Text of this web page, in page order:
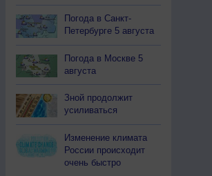
Погода в Санкт-
Петербурге 5 августа
Погода в Москве 5
августа
Зной продолжит
усиливаться
Изменение климата
России происходит
очень быстро